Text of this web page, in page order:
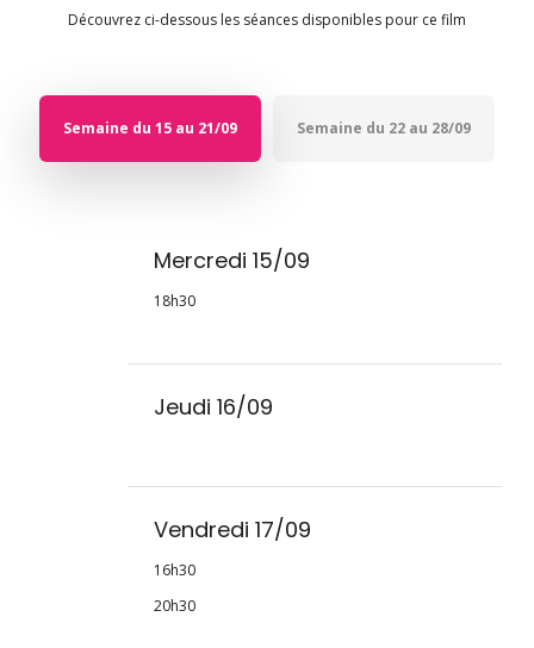
Découvrez ci-dessous les séances disponibles pour ce film
Semaine du 15 au 21/09 Semaine du 22 au 28/09
Mercredi 15/09
18h30
Jeudi 16/09
Vendredi 17/09
16h30
20h30